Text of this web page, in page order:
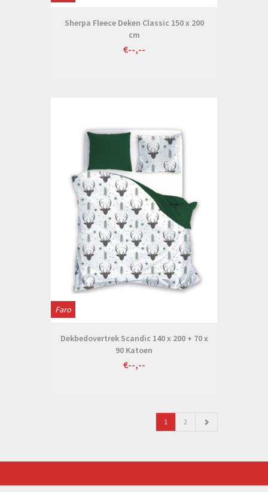
Sherpa Fleece Deken Classic 150 x 200
cm
€--,--
Faro
Dekbedovertrek Scandic 140 x 200 + 70 x
90 Katoen
€--,--
1 2